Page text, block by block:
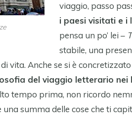
viaggio, passo
i paesi visitati e i
pensa un po’ lei –
stabile, una
vita. Anche se si è
del viaggio letterario nei
tempo prima, non ricordo
summa delle cose che ti